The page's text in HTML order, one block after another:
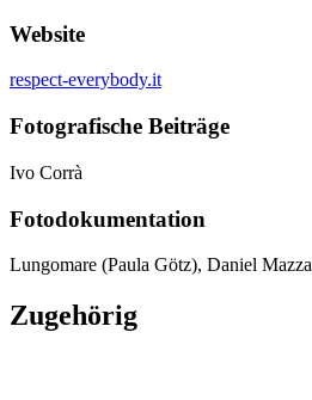
Website
respect-everybody.it
Fotografische Beiträge
Ivo Corrà
Fotodokumentation
Lungomare (Paula Götz), Daniel Mazza
Zugehörig